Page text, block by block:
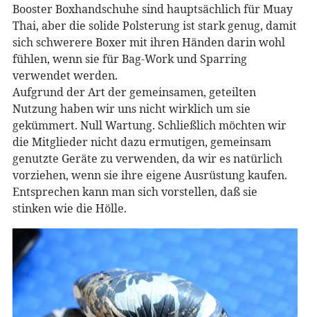
Booster Boxhandschuhe sind hauptsächlich für Muay
Thai, aber die solide Polsterung ist stark genug, damit
sich schwerere Boxer mit ihren Händen darin wohl
fühlen, wenn sie für Bag-Work und Sparring
verwendet werden.
Aufgrund der Art der gemeinsamen, geteilten
Nutzung haben wir uns nicht wirklich um sie
gekümmert. Null Wartung. Schließlich möchten wir
die Mitglieder nicht dazu ermutigen, gemeinsam
genutzte Geräte zu verwenden, da wir es natürlich
vorziehen, wenn sie ihre eigene Ausrüstung kaufen.
Entsprechen kann man sich vorstellen, daß sie
stinken wie die Hölle.